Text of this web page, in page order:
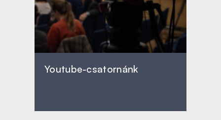
Youtube-csatornánk